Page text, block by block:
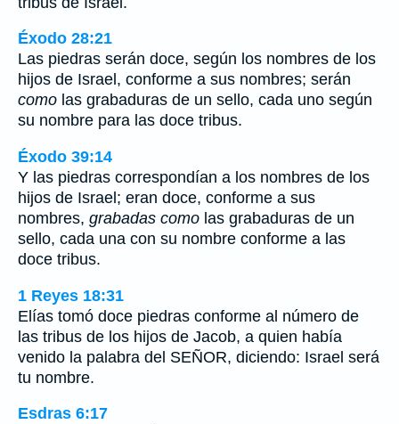
Éxodo 28:21
Las piedras serán doce, según los nombres de los
hijos de Israel, conforme a sus nombres; serán
como las grabaduras de un sello, cada uno según
su nombre para las doce tribus.
Éxodo 39:14
Y las piedras correspondían a los nombres de los
hijos de Israel; eran doce, conforme a sus
nombres, grabadas como las grabaduras de un
sello, cada una con su nombre conforme a las
doce tribus.
1 Reyes 18:31
Elías tomó doce piedras conforme al número de
las tribus de los hijos de Jacob, a quien había
venido la palabra del SEÑOR, diciendo: Israel será
tu nombre.
Esdras 6:17